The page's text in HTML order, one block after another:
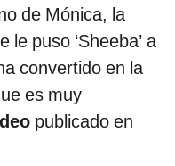
de Mónica, la
le puso ‘Sheeba’ a
convertido en la
es muy
publicado en